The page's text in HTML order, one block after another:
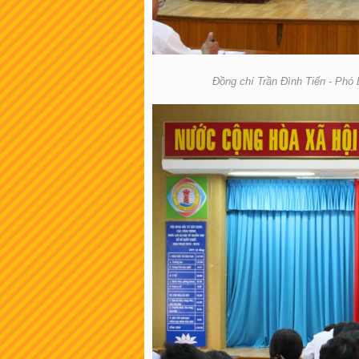
Đồng chí Trần Đình Tiến - Phó